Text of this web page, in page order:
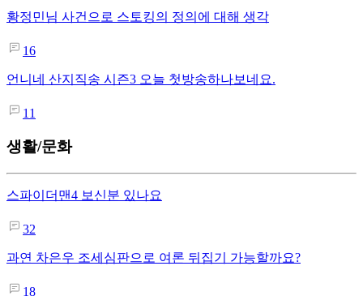
황정민님 사건으로 스토킹의 정의에 대해 생각
16
언니네 산지직송 시즌3 오늘 첫방송하나보네요.
11
생활/문화
스파이더맨4 보신분 있나요
32
과연 차은우 조세심판으로 여론 뒤집기 가능할까요?
18